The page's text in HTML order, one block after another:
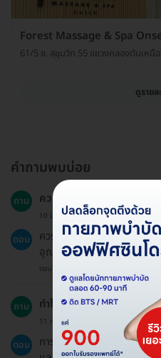
Forest Massage & Spa
61/5 ซ. สุขุมวิท 55 แขวงคลองตันเหนื
ดูรายล
คำถามพบบ่อย
ถาม ควรหลีกเลี่ยงอะไรหลังการน
10 มี.ค. 2023
ตอบ
ควรหลีกเลี่ยงการดื่มน้ำเย็น
อุณหภูมิห้อง
ตอบโดยทีมงาน HD
ถาม ทำไมฉันควรเลือกนวดอโรม
11 ก.พ. 2024
ตอบ
การนวดอโรมาช่วยให้ร่างกา